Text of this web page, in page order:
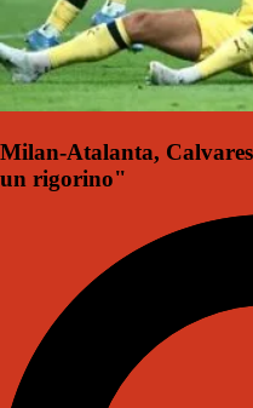
Milan-Atalanta,
un rigorino"